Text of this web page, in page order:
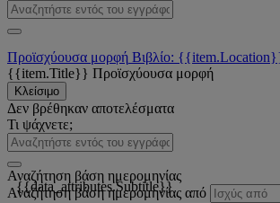
Προϊσχύουσα μορφή Βιβλίο:
{{item.Title}} Προϊσχύουσα μορφή
Κλείσιμο
Δεν βρέθηκαν αποτελέσματα
Τι ψάχνετε;
Αναζήτηση βάση ημερομηνίας
Αναζήτηση βάση ημερομηνίας από
{{data_attributes.Subtitle}}